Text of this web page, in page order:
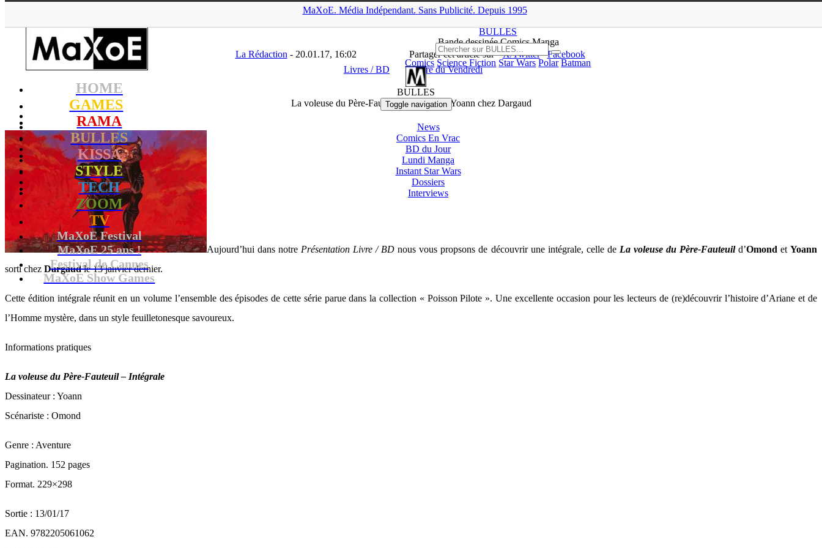
MaXoE. Média Indépendant. Sans Publicité. Depuis 1995
HOME
GAMES
RAMA
BULLES
KISSA
STYLE
TECH
ZOOM
TV
MaXoE Festival
MaXoE 25 ans !
Festival de Cannes
MaXoE Show Games
BULLES
Bande dessinée Comics Manga
Comics Science Fiction Star Wars Polar Batman
BULLES
Toggle navigation
News
Comics En Vrac
BD du Jour
Lundi Manga
Instant Star Wars
Dossiers
Interviews
▲
La Rédaction - 20.01.17, 16:02 Partager cet article sur X/Twitter
Facebook
Livres / BD
Livre du Vendredi
La voleuse du Père-Fauteuil d’Omond et Yoann chez Dargaud
Aujourd’hui dans notre Présentation Livre / BD nous vous propsons de découvrir une intégrale, celle de La voleuse du Père-Fauteuild’Omond etYoann
sorti chez Dargaudle 13 janvier dernier.
Cette édition intégrale réunit en un volume l’ensemble des épisodes de cette série parue dans la collection « Poisson Pilote ». Une excellente occasion pour les lecteurs de (re)découvrir l’histoire d’Ariane et de
l’Homme mystère, dans un style feuilletonesque savoureux.
Informations pratiques
La voleuse du Père-Fauteuil – Intégrale
Dessinateur : Yoann
Scénariste : Omond
Genre : Aventure
Pagination. 152 pages
Format. 229×298
Sortie : 13/01/17
EAN. 9782205061062